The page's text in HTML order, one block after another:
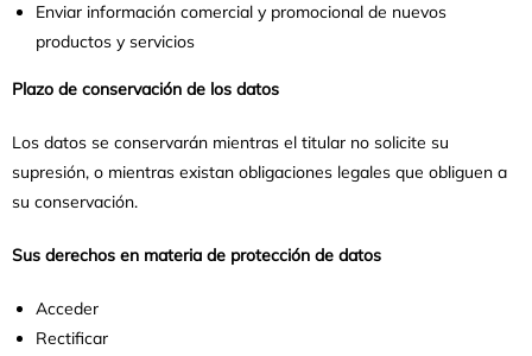
Enviar información comercial y promocional de nuevos
productos y servicios
Plazo de conservación de los datos
Los datos se conservarán mientras el titular no solicite su
supresión, o mientras existan obligaciones legales que obliguen a
su conservación.
Sus derechos en materia de protección de datos
Acceder
Rectificar